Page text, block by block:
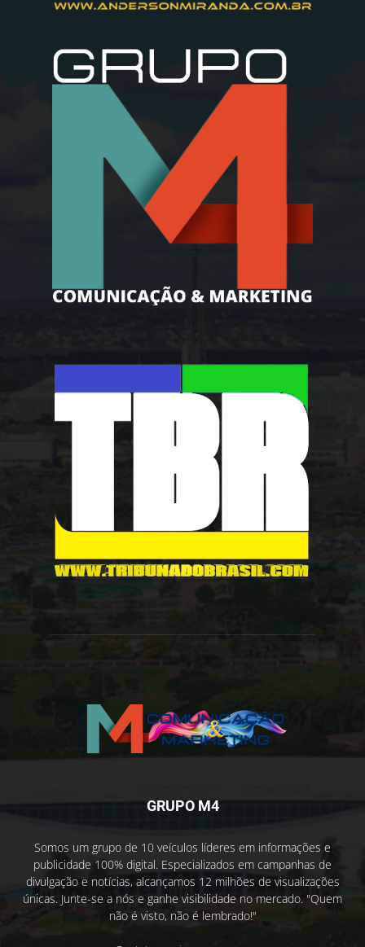
GRUPO M4
Somos um grupo de 10 veículos líderes em informações e
publicidade 100% digital. Especializados em campanhas de
divulgação e notícias, alcançamos 12 milhões de visualizações
únicas. Junte-se a nós e ganhe visibilidade no mercado. "Quem
não é visto, não é lembrado!"